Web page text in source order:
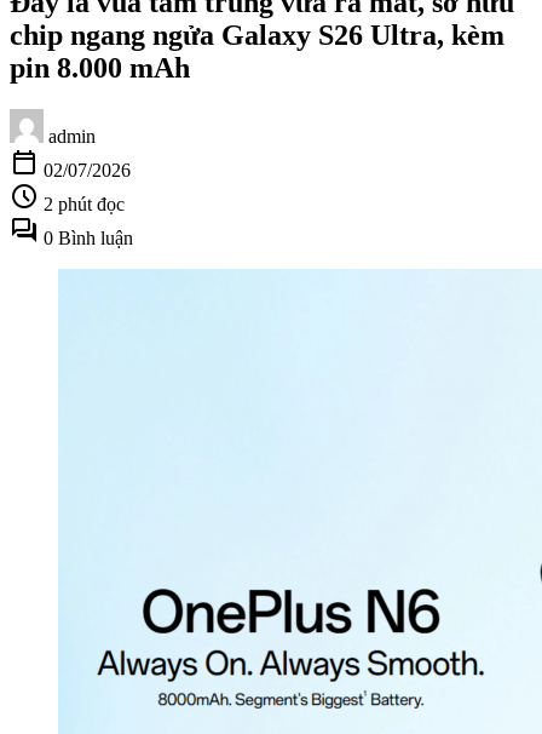
chip ngang ngửa Galaxy S26 Ultra, kèm
pin 8.000 mAh
admin
calendar_today 02/07/2026
schedule 2 phút đọc
forum 0 Bình luận